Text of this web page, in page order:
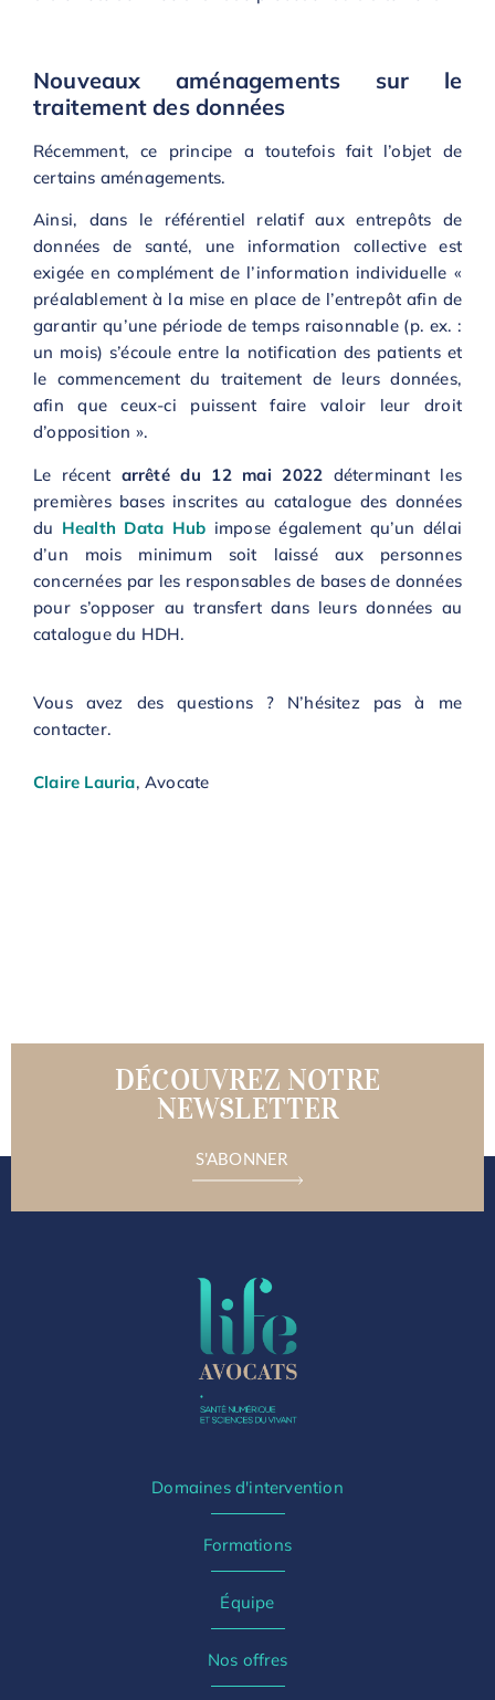
Nouveaux aménagements sur le
traitement des données
Récemment, ce principe a toutefois fait l’objet de
certains aménagements.
Ainsi, dans le référentiel relatif aux entrepôts de
données de santé, une information collective est
exigée en complément de l’information individuelle «
préalablement à la mise en place de l’entrepôt afin de
garantir qu’une période de temps raisonnable (p. ex. :
un mois) s’écoule entre la notification des patients et
le commencement du traitement de leurs données,
afin que ceux-ci puissent faire valoir leur droit
d’opposition ».
Le récent arrêté du 12 mai 2022 déterminant les
premières bases inscrites au catalogue des données
du Health Data Hub impose également qu’un délai
d’un mois minimum soit laissé aux personnes
concernées par les responsables de bases de données
pour s’opposer au transfert dans leurs données au
catalogue du HDH.
Vous avez des questions ? N’hésitez pas à me
contacter.
Claire Lauria, Avocate
DÉCOUVREZ NOTRE
NEWSLETTER
S'ABONNER
Domaines d'intervention
Formations
Équipe
Nos offres